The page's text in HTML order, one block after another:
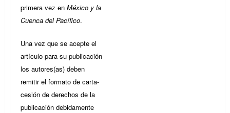
primera vez en México y la
Cuenca del Pacífico.
Una vez que se acepte el
artículo para su publicación
los autores(as) deben
remitir el formato de carta-
cesión de derechos de la
publicación debidamente